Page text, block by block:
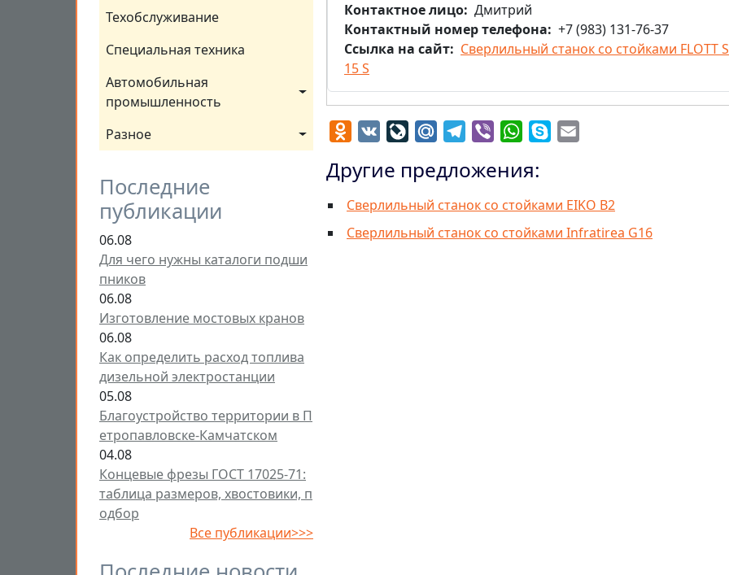
Техобслуживание
Специальная техника
Автомобильная
промышленность
Разное
Последние
публикации
06.08
Для чего нужны каталоги подши
пников
06.08
Изготовление мостовых кранов
06.08
Как определить расход топлива
дизельной электростанции
05.08
Благоустройство территории в П
етропавловске-Камчатском
04.08
Концевые фрезы ГОСТ 17025-71:
таблица размеров, хвостовики, п
одбор
Все публикации>>>
Контактное лицо Дмитрий
Контактный номер телефона
+7 (983) 131-76-37
Ссылка на сайт
Сверлильный станок со стойками FLOTT
15 S
Odnoklassniki
VK LiveJournal
Mail.RuTelegram
Viber WhatsApp
Skype
Другие предложения:
Сверлильный станок со стойками EIKO B2
Сверлильный станок со стойками Infratirea G16